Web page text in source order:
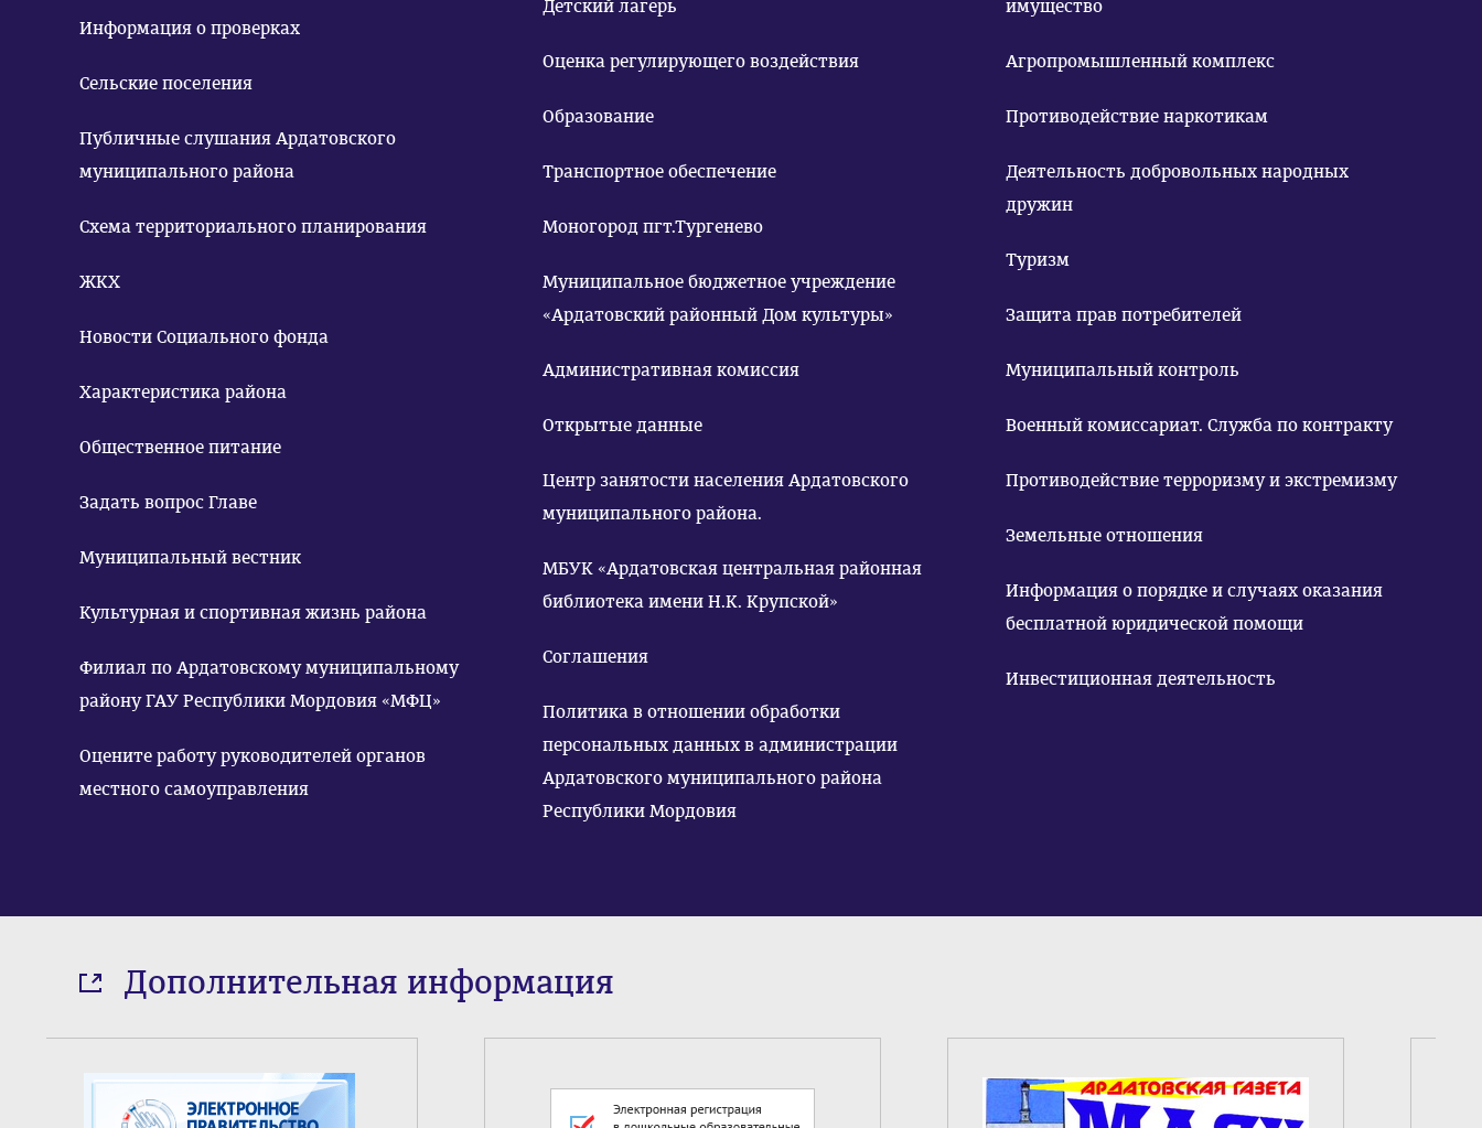
Информация о проверках
Сельские поселения
Публичные слушания Ардатовского
муниципального района
Схема территориального планирования
ЖКХ
Новости Социального фонда
Характеристика района
Общественное питание
Задать вопрос Главе
Муниципальный вестник
Культурная и спортивная жизнь района
Филиал по Ардатовскому муниципальному
району ГАУ Республики Мордовия «МФЦ»
Оцените работу руководителей органов
местного самоуправления
Детский лагерь
Оценка регулирующего воздействия
Образование
Транспортное обеспечение
Моногород пгт.Тургенево
Муниципальное бюджетное учреждение
«Ардатовский районный Дом культуры»
Административная комиссия
Открытые данные
Центр занятости населения Ардатовского
муниципального района.
МБУК «Ардатовская центральная районная
библиотека имени Н.К. Крупской»
Соглашения
Политика в отношении обработки
персональных данных в администрации
Ардатовского муниципального района
Республики Мордовия
имущество
Агропромышленный комплекс
Противодействие наркотикам
Деятельность добровольных народных
дружин
Туризм
Защита прав потребителей
Муниципальный контроль
Военный комиссариат. Служба по контракту
Противодействие терроризму и экстремизму
Земельные отношения
Информация о порядке и случаях оказания
бесплатной юридической помощи
Инвестиционная деятельность
Дополнительная информация